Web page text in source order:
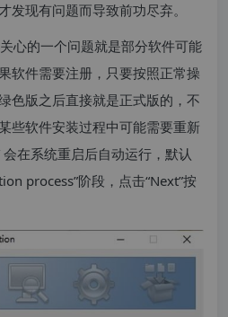
发现有问题而导致前功尽弃。
心的一个问题就是部分软件可能
软件需要注册，只要按照正常操
色版之后直接就是正式版的，不
些软件安装过程中可能需要重新
在系统重启后自动运行，默认
process”阶段，点击“Next”按